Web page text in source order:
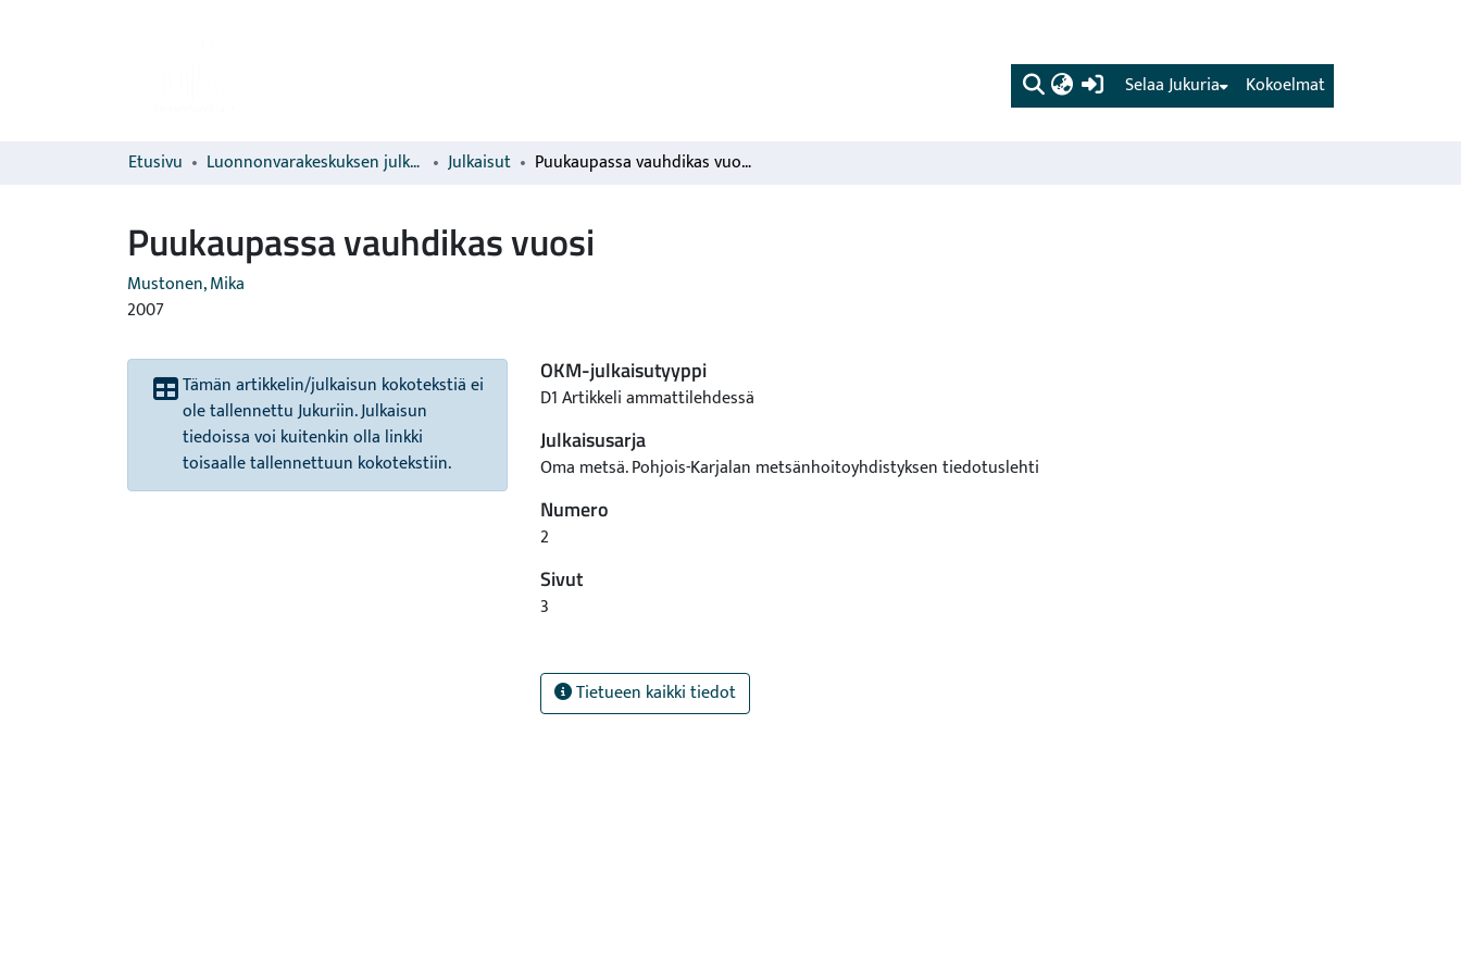
(current) Kokoelmat
Selaa Jukuria
Etusivu Luonnonvarakeskuksen julkaisut Julkaisut Puukaupassa vauhdikas vuosi
Puukaupassa vauhdikas vuosi
Mustonen, Mika
2007
Tämän artikkelin/julkaisun kokotekstiä ei
ole tallennettu Jukuriin. Julkaisun
tiedoissa voi kuitenkin olla linkki
toisaalle tallennettuun kokotekstiin.
OKM-julkaisutyyppi
D1 Artikkeli ammattilehdessä
Julkaisusarja
Oma metsä. Pohjois-Karjalan metsänhoitoyhdistyksen tiedotuslehti
Numero
2
Sivut
3
Tietueen kaikki tiedot